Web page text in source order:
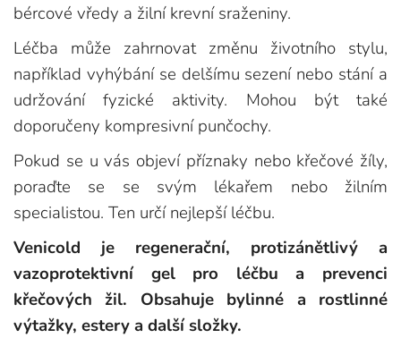
bércové vředy a žilní krevní sraženiny.
Léčba může zahrnovat změnu životního stylu,
například vyhýbání se delšímu sezení nebo stání a
udržování fyzické aktivity. Mohou být také
doporučeny kompresivní punčochy.
Pokud se u vás objeví příznaky nebo křečové žíly,
poraďte se se svým lékařem nebo žilním
specialistou. Ten určí nejlepší léčbu.
Venicold je regenerační, protizánětlivý a
vazoprotektivní gel pro léčbu a prevenci
křečových žil. Obsahuje bylinné a rostlinné
výtažky, estery a další složky.